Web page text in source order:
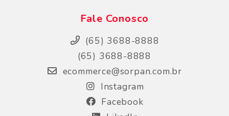
Fale Conosco
(65) 3688-8888
(65) 3688-8888
ecommerce@sorpan.com.br
Instagram
Facebook